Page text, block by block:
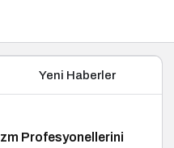
Yeni Haberler
Profesyonellerini